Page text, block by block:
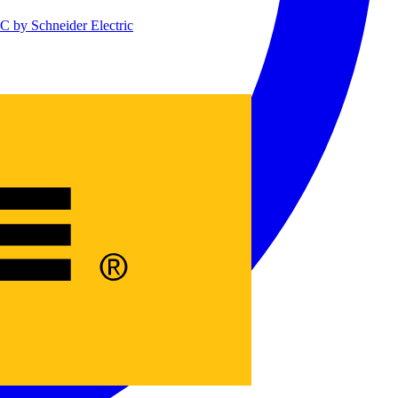
by Schneider Electric